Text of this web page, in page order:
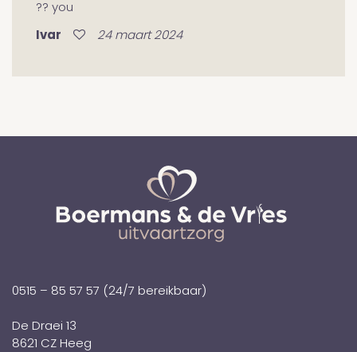
?? you
Ivar 24 maart 2024
0515 – 85 57 57 (24/7 bereikbaar)
De Draei 13
8621 CZ Heeg